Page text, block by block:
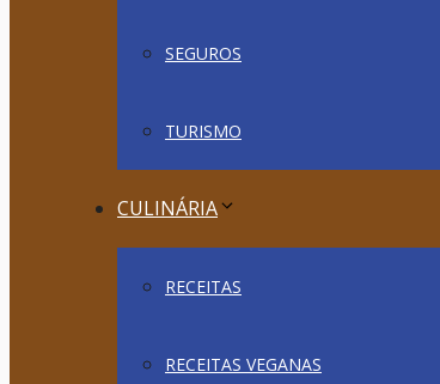
SEGUROS
TURISMO
CULINÁRIA
RECEITAS
RECEITAS VEGANAS